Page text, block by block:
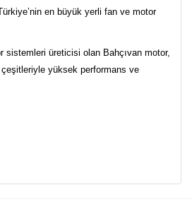
en büyük yerli fan ve motor
sistemleri üreticisi olan Bahçıvan motor,
yüksek performans ve